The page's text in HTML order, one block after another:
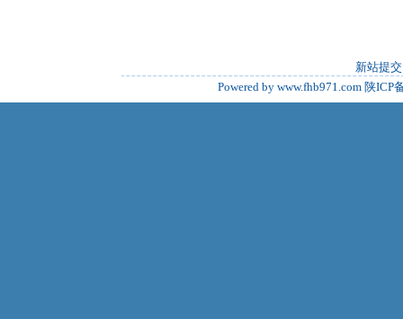
新站提交
Powered by www.fhb971.com 陕ICP